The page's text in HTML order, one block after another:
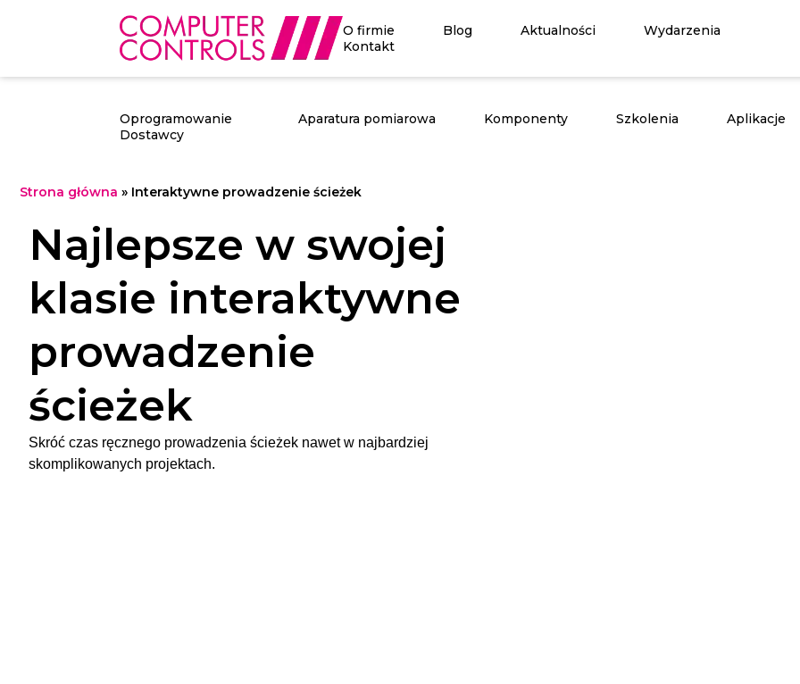
O firmie Blog Aktualności
Wydarzenia
Kontakt
Oprogramowanie Aparatura pomiarowa Komponenty Szkolenia
Aplikacje
Dostawcy
Strona główna » Interaktywne prowadzenie ścieżek
Najlepsze w swojej
klasie interaktywne
prowadzenie
ścieżek
Skróć czas ręcznego prowadzenia ścieżek nawet w najbardziej
skomplikowanych projektach.